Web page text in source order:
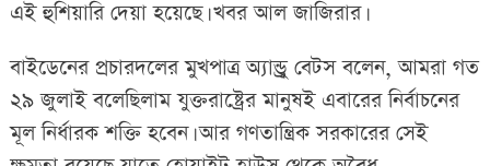
এই হুশিয়ারি দেয়া হয়েছে। খবর আল জাজিরার।
বাইডেনের প্রচারদলের মুখপাত্র অ্যান্ড্রু বেটস বলেন, আমরা গত
২৯ জুলাই বলেছিলাম যুক্তরাষ্ট্রের মানুষই এবারের নির্বাচনের
মূল নির্ধারক শক্তি হবেন। আর গণতান্ত্রিক সরকারের সেই